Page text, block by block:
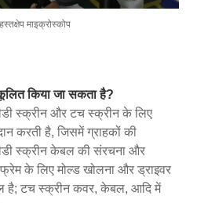
माइक्रोस्कोप
किया जा सकता है?
स्क्रीन और टच स्क्रीन के लिए
करती है, जिसमें ग्राहकों की
स्क्रीन केबल की संरचना और
के लिए मोल्ड खोलना और ड्राइवर
है; टच स्क्रीन कवर, केबल, आदि में